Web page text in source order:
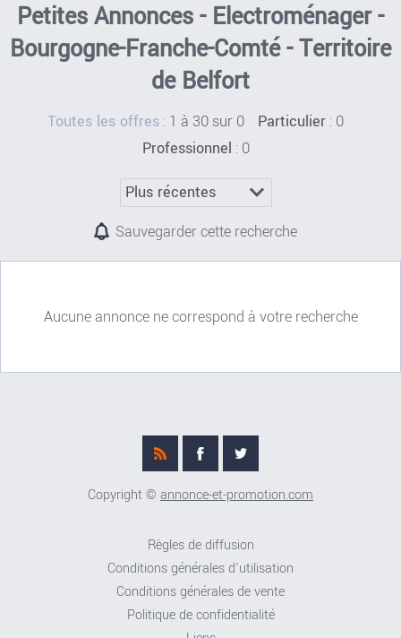
Petites Annonces - Electroménager -
Bourgogne-Franche-Comté - Territoire
de Belfort
Toutes les offres : 1 à 30 sur 0 Particulier : 0
Professionnel : 0
Sauvegarder cette recherche
Aucune annonce ne correspond à votre recherche
Copyright © annonce-et-promotion.com
Règles de diffusion
Conditions générales d'utilisation
Conditions générales de vente
Politique de confidentialité